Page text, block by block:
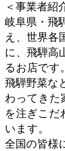
＜事業者紹
岐阜県・飛
え、世界各
に、飛騨高
るお店です。
飛騨野菜な
わってきた
を注ぎこだ
います。
全国の皆様